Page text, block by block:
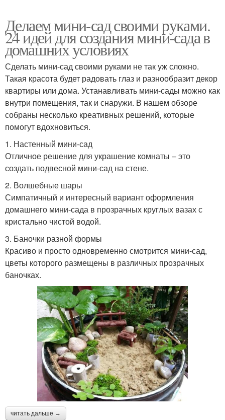
Делаем мини-сад своими руками.
24 идей для создания мини-сада в
домашних условиях
Сделать мини-сад своими руками не так уж сложно.
Такая красота будет радовать глаз и разнообразит декор
квартиры или дома. Устанавливать мини-сады можно как
внутри помещения, так и снаружи. В нашем обзоре
собраны несколько креативных решений, которые
помогут вдохновиться.
1. Настенный мини-сад
Отличное решение для украшение комнаты – это
создать подвесной мини-сад на стене.
2. Волшебные шары
Симпатичный и интересный вариант оформления
домашнего мини-сада в прозрачных круглых вазах с
кристально чистой водой.
3. Баночки разной формы
Красиво и просто одновременно смотрится мини-сад,
цветы которого размещены в различных прозрачных
баночках.
читать дальше →